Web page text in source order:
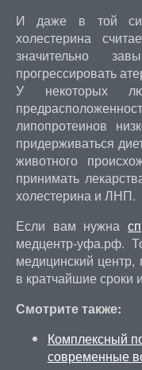
И даже в той
холестерина
значительно
прогрессировать
У некоторых
липопротеинов
придерживаться
животного
принимать
холестерина и ЛНП.
Если вам нужна
медцентр-уфа.рф.
медицинский
в кратчайшие сроки
Смотрите также:
Комплексный
современные